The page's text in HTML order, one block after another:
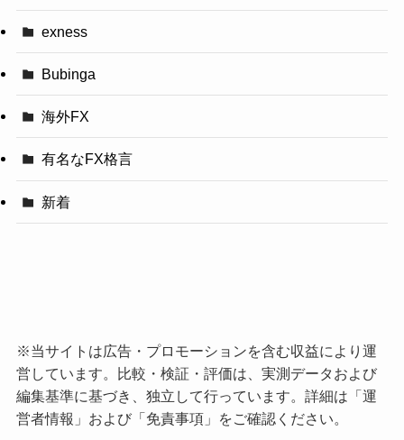
exness
Bubinga
海外FX
有名なFX格言
新着
※当サイトは広告・プロモーションを含む収益により運
営しています。比較・検証・評価は、実測データおよび
編集基準に基づき、独立して行っています。詳細は「運
営者情報 」および「免責事項」をご確認ください。